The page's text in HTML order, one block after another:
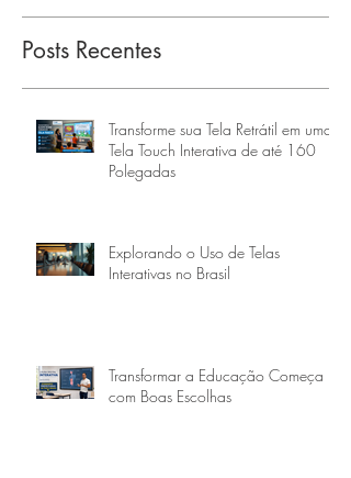
Posts Recentes
Transforme sua Tela Retrátil em uma
Tela Touch Interativa de até 160
Polegadas
Explorando o Uso de Telas
Interativas no Brasil
Transformar a Educação Começa
com Boas Escolhas